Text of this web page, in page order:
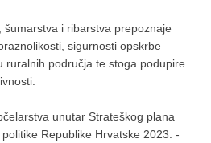
i ribarstva prepoznaje
sigurnosti opskrbe
ruralnih područja te stoga podupire
unutar Strateškog plana
Republike Hrvatske 2023. -